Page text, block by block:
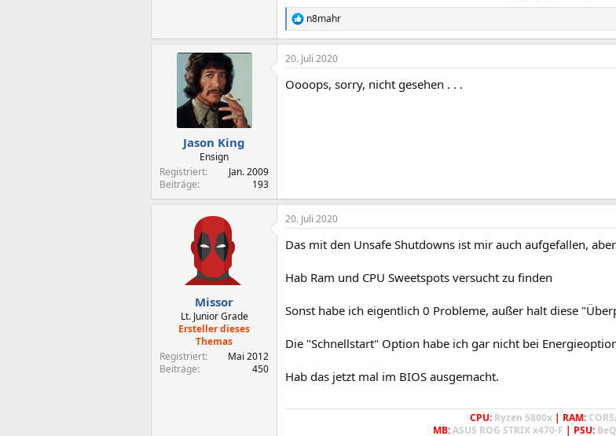
R
e
a
k
i
n8mahr
Jason King
Ensign
Registriert
Jan. 2009
Beiträge
193
20. Juli 2020
Oooops, sorry, nicht gesehen . . .
Missor
Lt. Junior Grade
Ersteller dieses
Themas
Registriert
Mai 2012
Beiträge
450
20. Juli 2020
Das mit den Unsafe Shutdowns ist mir auch aufgefallen,
Hab Ram und CPU Sweetspots versucht zu finden
Sonst habe ich eigentlich 0 Probleme, außer halt diese
Die "Schnellstart" Option habe ich gar nicht bei
Hab das jetzt mal im BIOS ausgemacht.
CPU: Ryzen 5800x | RAM:
MB:ASUS ROG STRIX x470-F | PSU: